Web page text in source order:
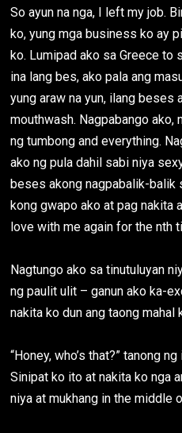
So ayun na nga, I left my job.
ko, yung mga business ko ay
ko. Lumipad ako sa Greece to
ina lang bes, ako pala ang
yung araw na yun, ilang beses
mouthwash. Nagpabango ako,
ng tumbong and everything.
ako ng pula dahil sabi niya
beses akong nagpabalik-balik
kong gwapo ako at pag nakita
love with me again for the nth
Nagtungo ako sa tinutuluyan
ng paulit ulit – ganun ako ka-
nakita ko dun ang taong mahal
“Honey, who’s that?” tanong
Sinipat ko ito at nakita ko nga
niya at mukhang in the middle